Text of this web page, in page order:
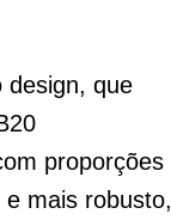
design, que
proporções
mais robusto,